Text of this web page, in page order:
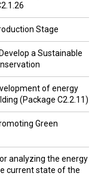
Stage
a Sustainable
of energy
(Package C2.2.11)
Green
analyzing the energy
current state of the